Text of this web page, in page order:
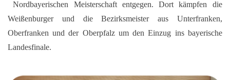
Nordbayerischen Meisterschaft entgegen. Dort kämpfen die
Weißenburger und die Bezirksmeister aus Unterfranken,
Oberfranken und der Oberpfalz um den Einzug ins bayerische
Landesfinale.